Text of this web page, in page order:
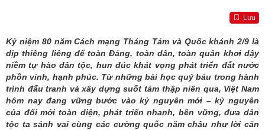
Lưu
Kỷ niệm 80 năm Cách mạng Tháng Tám và Quốc khánh 2/9 là
dịp thiêng liêng để toàn Đảng, toàn dân, toàn quân khơi dậy
niềm tự hào dân tộc, hun đúc khát vọng phát triển đất nước
phồn vinh, hạnh phúc. Từ những bài học quý báu trong hành
trình đấu tranh và xây dựng suốt tám thập niên qua, Việt Nam
hôm nay đang vững bước vào kỷ nguyên mới – kỷ nguyên
của đổi mới toàn diện, phát triển nhanh, bền vững, đưa dân
tộc ta sánh vai cùng các cường quốc năm châu như lời căn